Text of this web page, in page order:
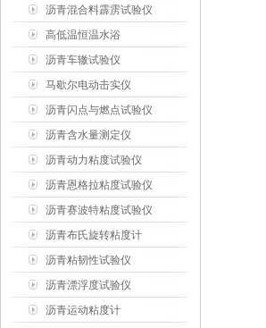
沥青混合料霹雳试验仪
高低温恒温水浴
沥青车辙试验仪
马歇尔电动击实仪
沥青闪点与燃点试验仪
沥青含水量测定仪
沥青动力粘度试验仪
沥青恩格拉粘度试验仪
沥青赛波特粘度试验仪
沥青布氏旋转粘度计
沥青粘韧性试验仪
沥青漂浮度试验仪
沥青运动粘度计